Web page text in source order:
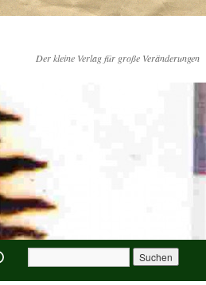
Der kleine Verlag für große Veränderungen